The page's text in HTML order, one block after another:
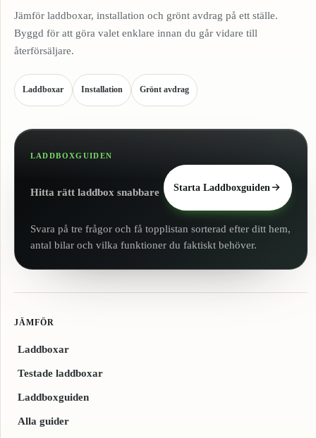
Jämför laddboxar, installation och grönt avdrag på ett ställe.
Byggd för att göra valet enklare innan du går vidare till
återförsäljare.
Laddboxar Installation Grönt avdrag
LADDBOXGUIDEN
Hitta rätt laddbox snabbare Starta Laddboxguiden
Svara på tre frågor och få topplistan sorterad efter ditt hem,
antal bilar och vilka funktioner du faktiskt behöver.
JÄMFÖR
Laddboxar
Testade laddboxar
Laddboxguiden
Alla guider